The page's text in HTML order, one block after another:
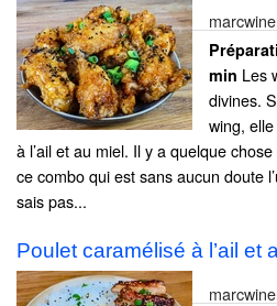
min Les
divines.
wing,
à l’ail et au miel. Il y a quelque
ce combo qui est sans aucun doute
sais pas...
Poulet caramélisé à l’ail et